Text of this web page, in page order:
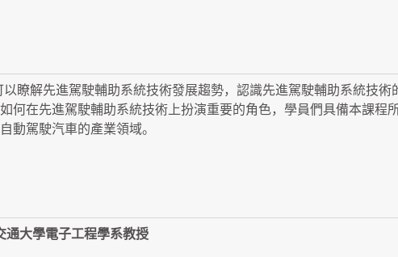
瞭解先進駕駛輔助系統技術發展趨勢，認識先進駕駛輔助系統技
何在先進駕駛輔助系統技術上扮演重要的角色，學員們具備本課
動駕駛汽車的產業領域。
大學電子工程學系教授